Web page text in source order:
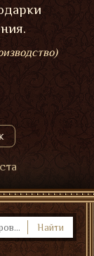
Найти